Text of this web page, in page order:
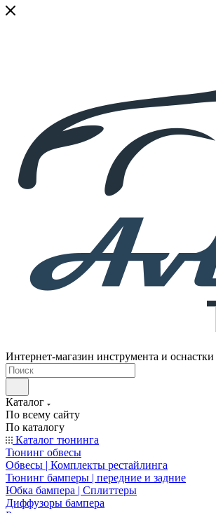
Интернет-магазин инструмента и оснастки
Каталог
По всему сайту
По каталогу
Каталог тюнинга
Тюнинг обвесы
Обвесы | Комплекты рестайлинга
Тюнинг бамперы | передние и задние
Юбка бампера | Сплиттеры
Диффузоры бампера